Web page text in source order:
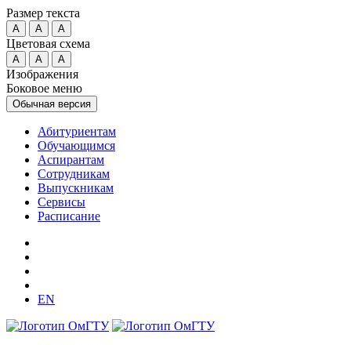
Размер текста
A A A
Цветовая схема
A A A
Изображения
Боковое меню
Обычная версия
Абитуриентам
Обучающимся
Аспирантам
Сотрудникам
Выпускникам
Сервисы
Расписание
EN